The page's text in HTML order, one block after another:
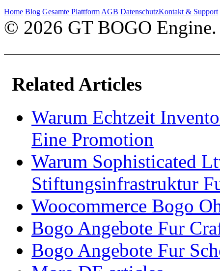
Home Blog Gesamte Plattform AGB DatenschutzKontakt & Support
© 2026 GT BOGO
Related Articles
Warum Echtzeit
Eine Promotion
Warum Sophisticated
Stiftungsinfrastruktur
Woocommerce Bogo
Bogo Angebote Fur
Bogo Angebote Fur